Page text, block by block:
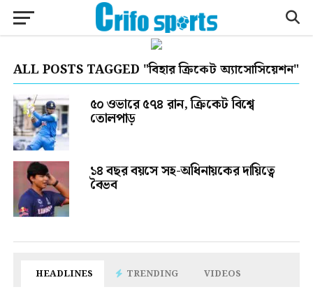
ALL POSTS TAGGED "বিহার ক্রিকেট অ্যাসোসিয়েশন"
৫০ ওভারে ৫৭৪ রান, ক্রিকেট বিশ্বে
তোলপাড়
১৪ বছর বয়সে সহ-অধিনায়কের দায়িত্বে
বৈভব
HEADLINES TRENDING VIDEOS